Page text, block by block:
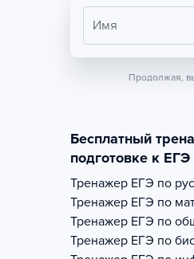
Имя
Продолжая,
Бесплатный
подготовке к ЕГЭ
Тренажер ЕГЭ по
Тренажер ЕГЭ по
Тренажер ЕГЭ по
Тренажер ЕГЭ по